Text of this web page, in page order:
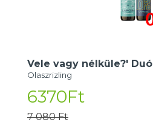
Vele vagy nélküle?' Duó
Olaszrizling
6370Ft
7 080 Ft